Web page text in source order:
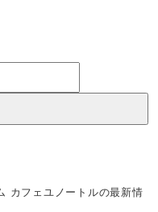
カフェユノートルの最新情